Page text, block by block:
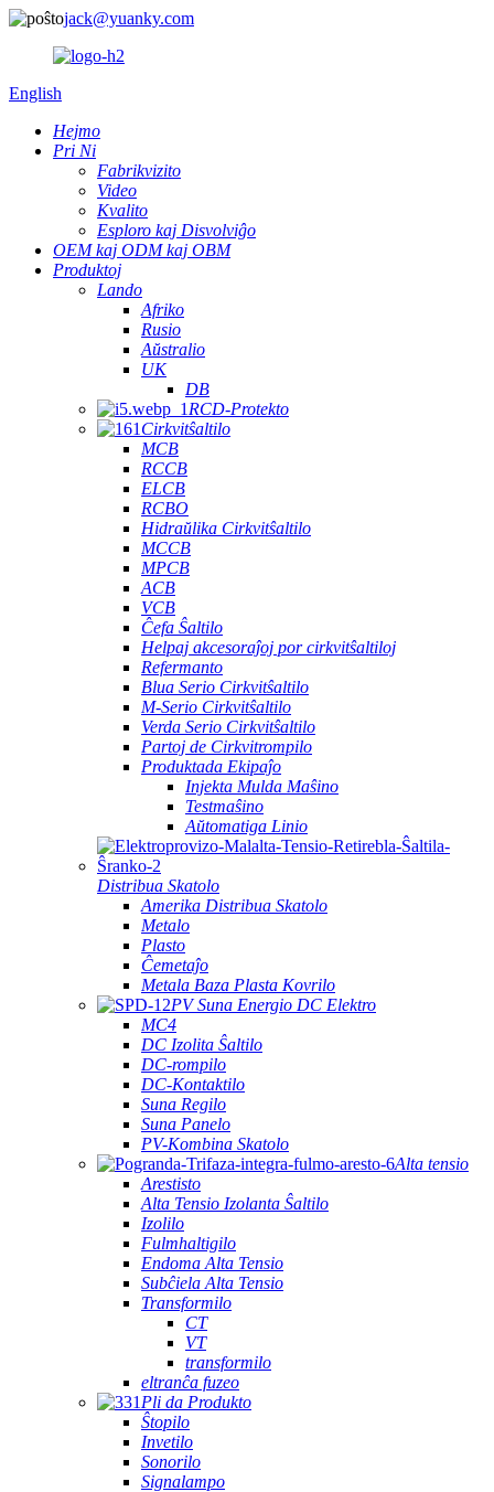
jack@yuanky.com
English
Hejmo
Pri Ni
Fabrikvizito
Video
Kvalito
Esploro kaj Disvolviĝo
OEM kaj ODM kaj OBM
Produktoj
Lando
Afriko
Rusio
Aŭstralio
UK
DB
RCD-Protekto
Cirkvitŝaltilo
MCB
RCCB
ELCB
RCBO
Hidraŭlika Cirkvitŝaltilo
MCCB
MPCB
ACB
VCB
Ĉefa Ŝaltilo
Helpaj akcesoraĵoj por cirkvitŝaltiloj
Refermanto
Blua Serio Cirkvitŝaltilo
M-Serio Cirkvitŝaltilo
Verda Serio Cirkvitŝaltilo
Partoj de Cirkvitrompilo
Produktada Ekipaĵo
Injekta Mulda Maŝino
Testmaŝino
Aŭtomatiga Linio
Distribua Skatolo
Amerika Distribua Skatolo
Metalo
Plasto
Ĉemetaĵo
Metala Baza Plasta Kovrilo
PV Suna Energio DC Elektro
MC4
DC Izolita Ŝaltilo
DC-rompilo
DC-Kontaktilo
Suna Regilo
Suna Panelo
PV-Kombina Skatolo
Alta tensio
Arestisto
Alta Tensio Izolanta Ŝaltilo
Izolilo
Fulmhaltigilo
Endoma Alta Tensio
Subĉiela Alta Tensio
Transformilo
CT
VT
transformilo
eltranĉa fuzeo
Pli da Produkto
Ŝtopilo
Invetilo
Sonorilo
Signalampo